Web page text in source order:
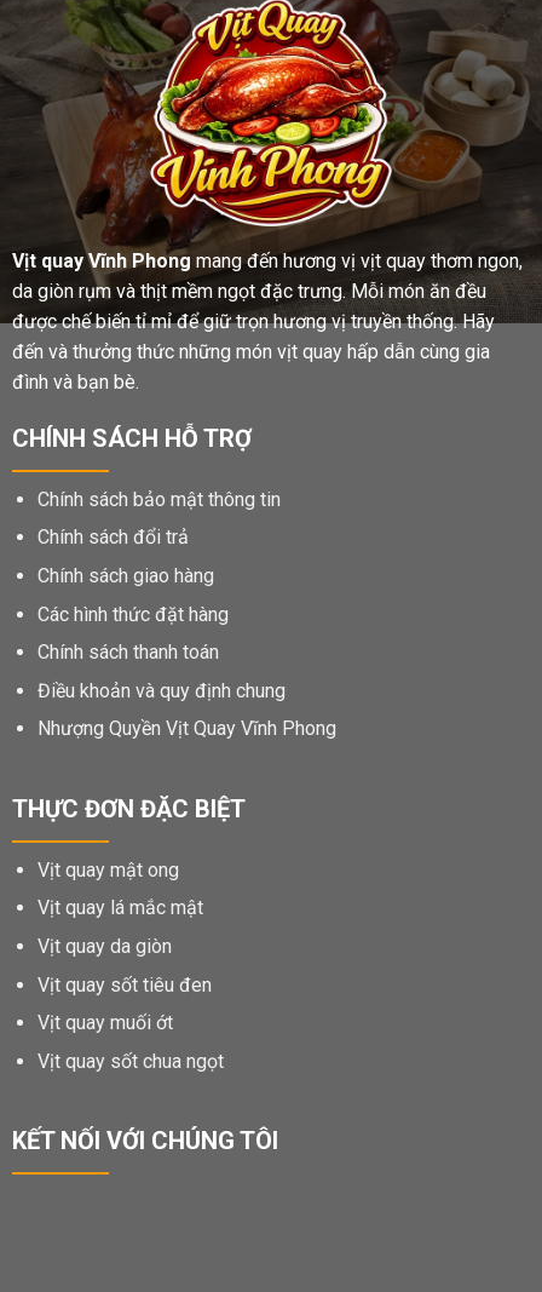
Nếu bạn đang tìm một địa chỉ đáng tin cho bữa ăn ngon,
vịt quay Vĩnh Phonglà lựa chọn xứng đáng. Thương hiệu
chinh phục vị giác bằng kỹ thuật quay chuẩn, da giòn lâu
và hương vị cân bằng. Hãy ghé cửa hàng tại 527 Đ. Phan
Văn Trị, Phường 7, Quận 5 hoặc gọi +84 903 391 684 để
đặt nhanh. Tận hưởng bữa ăn ấm cúng cùng gia đình với
vịt quay Vĩnh Phongthơm ngon và phục vụ tận tâm.
Vịt quay Vĩnh Phong mang đến hương vị vịt quay thơm ngon,
da giòn rụm và thịt mềm ngọt đặc trưng. Mỗi món ăn đều
được chế biến tỉ mỉ để giữ trọn hương vị truyền thống. Hãy
đến và thưởng thức những món vịt quay hấp dẫn cùng gia
đình và bạn bè.
CHÍNH SÁCH HỖ TRỢ
Chính sách bảo mật thông tin
Chính sách đổi trả
Chính sách giao hàng
Các hình thức đặt hàng
Chính sách thanh toán
Điều khoản và quy định chung
Nhượng Quyền Vịt Quay Vĩnh Phong
THỰC ĐƠN ĐẶC BIỆT
Vịt quay mật ong
Vịt quay lá mắc mật
Vịt quay da giòn
Vịt quay sốt tiêu đen
Vịt quay muối ớt
Vịt quay sốt chua ngọt
KẾT NỐI VỚI CHÚNG TÔI